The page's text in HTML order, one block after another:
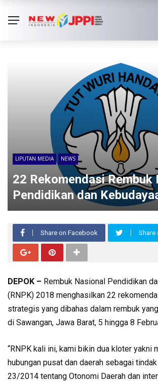
LIPUTAN MEDIA NEWS
22 Rekomendasi Rembuk
Pendidikan dan
Share on Facebook Share
DEPOK – Rembuk Nasional Pendidikan
(RNPK) 2018 menghasilkan 22
strategis yang dibahas dalam rembuk
di Sawangan, Jawa Barat, 5 hingga 8
“RNPK kali ini, kami bikin dua kloter yakni
hubungan pusat dan daerah sebagai tindak
23/2014 tentang Otonomi Daerah dan